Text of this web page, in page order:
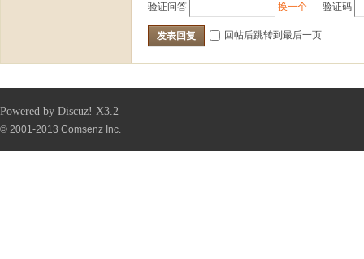
验证问答 换一个 验证码
发表回复 回帖后跳转到最后一页
Powered by Discuz! X3.2
© 2001-2013 Comsenz Inc.